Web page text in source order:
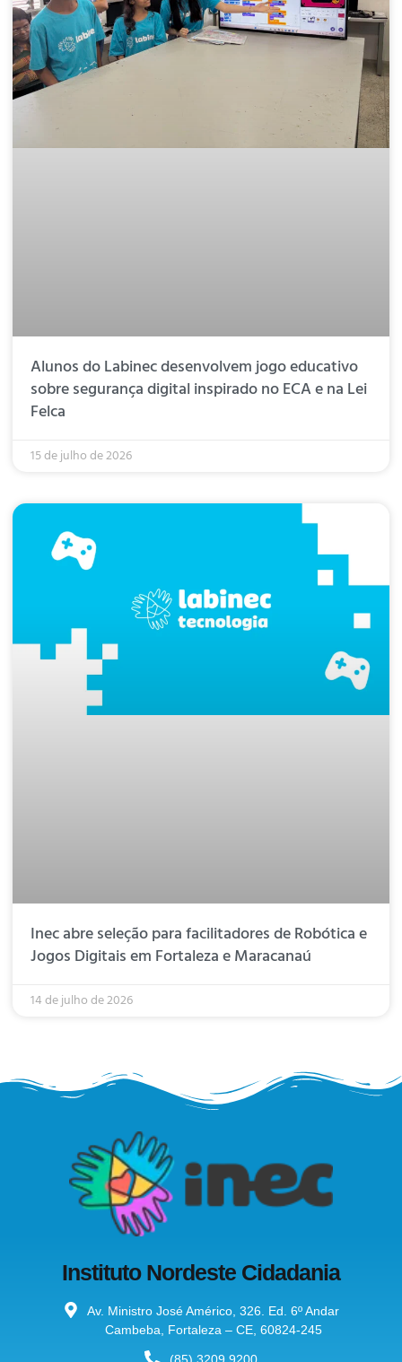
Alunos do Labinec desenvolvem jogo educativo
sobre segurança digital inspirado no ECA e na Lei
Felca
15 de julho de 2026
Inec abre seleção para facilitadores de Robótica e
Jogos Digitais em Fortaleza e Maracanaú
14 de julho de 2026
Instituto Nordeste Cidadania
Av. Ministro José Américo, 326. Ed. 6º Andar
Cambeba, Fortaleza – CE, 60824-245